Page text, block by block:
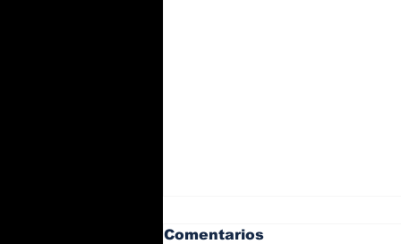
Comentarios